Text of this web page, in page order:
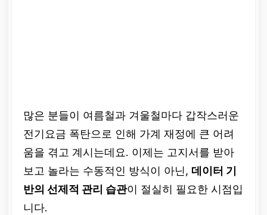
많은 분들이 여름철과 겨울철마다 갑작스러운
전기요금 폭탄으로 인해 가계 재정에 큰 어려
움을 겪고 계시는데요. 이제는 고지서를 받아
보고 놀라는 수동적인 방식이 아닌, 데이터 기
반의 선제적 관리 습관이 절실히 필요한 시점입
니다.